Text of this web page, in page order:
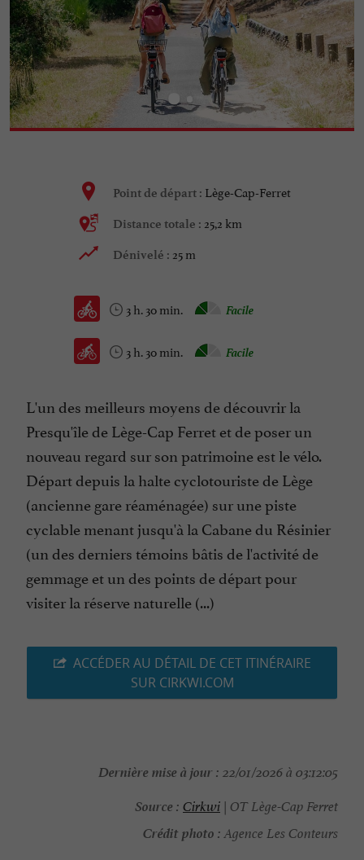
Point de départ : Lège-Cap-Ferret
Distance totale : 25,2 km
Dénivelé : 25 m
3 h. 30 min. Facile
3 h. 30 min. Facile
L'un des meilleurs moyens de découvrir la
Presqu'île de Lège-Cap Ferret et de poser un
nouveau regard sur son patrimoine est le vélo.
Départ depuis la halte cyclotouriste de Lège
(ancienne gare réaménagée) sur une piste
cyclable menant jusqu'à la Cabane du Résinier
(un des derniers témoins bâtis de l'activité de
gemmage et un des points de départ pour
visiter la réserve naturelle (...)
ACCÉDER AU DÉTAIL DE CET ITINÉRAIRE
SUR CIRKWI.COM
Dernière mise à jour : 22/01/2026 à 03:12:05
Source : Cirkwi | OT Lège-Cap Ferret
Crédit photo :Agence Les Conteurs